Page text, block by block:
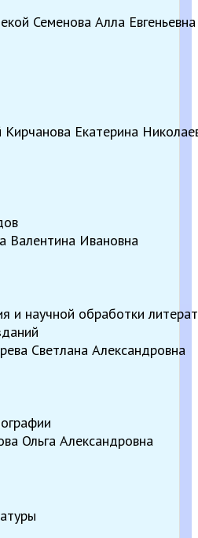
Семенова Алла Евгеньевна
Кирчанова Екатерина
Валентина Ивановна
и научной обработки
Светлана Александровна
Ольга Александровна